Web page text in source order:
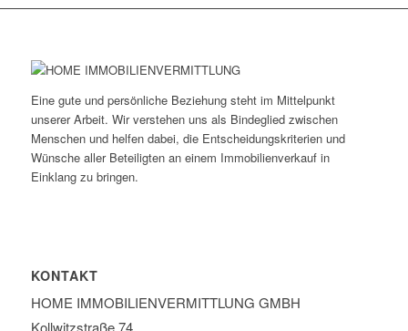
Eine gute und persönliche Beziehung steht im Mittelpunkt
unserer Arbeit. Wir verstehen uns als Bindeglied zwischen
Menschen und helfen dabei, die Entscheidungskriterien und
Wünsche aller Beteiligten an einem Immobilienverkauf in
Einklang zu bringen.
KONTAKT
HOME IMMOBILIEN­VERMITTLUNG GMBH
Kollwitzstraße 74